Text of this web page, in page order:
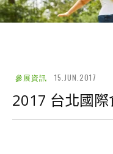
參展資訊 15.JUN.2017
2017 台北國